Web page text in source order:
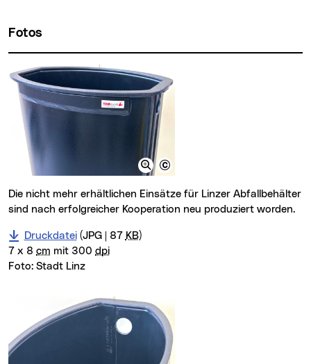
Fotos
Die nicht mehr erhältlichen Einsätze für Linzer Abfallbehälter
sind nach erfolgreicher Kooperation neu produziert worden.
Druckdatei(JPG | 87 KB)
7 x 8 cm mit 300 dpi
Foto: Stadt Linz